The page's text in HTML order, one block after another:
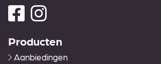
Producten
Aanbiedingen